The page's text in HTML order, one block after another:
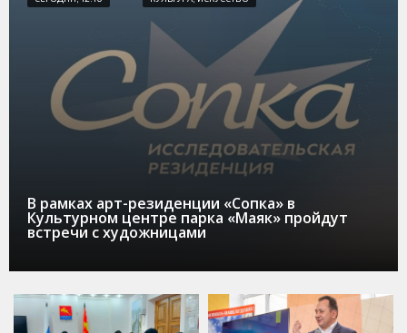
В рамках арт-резиденции «Сопка» в
Культурном центре парка «Маяк» пройдут
встречи с художницами